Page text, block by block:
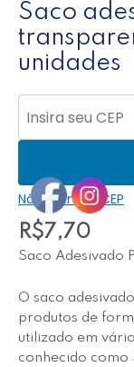
Saco
unidades
Não sei meu CEP
R$7,70
Saco Adesivado
O saco
produtos de
utilizado em
conhecido como